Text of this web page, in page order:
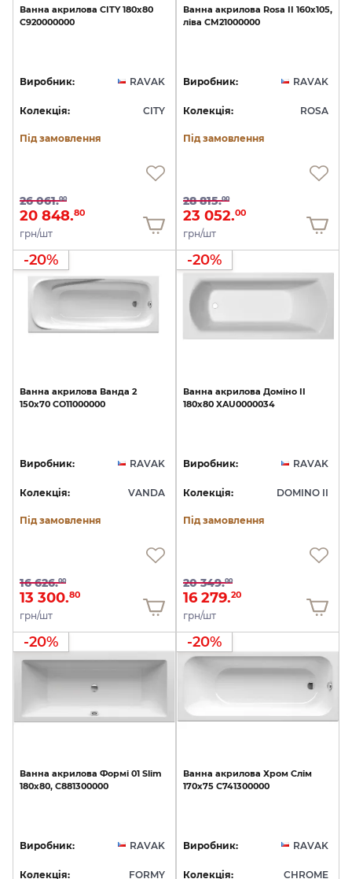
Ванна акрилова CITY 180х80
C920000000
Виробник: RAVAK
Колекція: CITY
Під замовлення
26 061.00
20 848.80
грн/шт
Ванна акрилова Rosa II 160x105,
ліва CM21000000
Виробник: RAVAK
Колекція: ROSA
Під замовлення
28 815.00
23 052.00
грн/шт
-20%
Ванна акрилова Ванда 2
150х70 CO11000000
Виробник: RAVAK
Колекція: VANDA
Під замовлення
16 626.00
13 300.80
грн/шт
-20%
Ванна акрилова Доміно II
180х80 XAU0000034
Виробник: RAVAK
Колекція: DOMINO II
Під замовлення
20 349.00
16 279.20
грн/шт
-20%
Ванна акрилова Формі 01 Slim
180х80, C881300000
Виробник: RAVAK
Колекція: FORMY
-20%
Ванна акрилова Хром Слім
170х75 C741300000
Виробник: RAVAK
Колекція: CHROME